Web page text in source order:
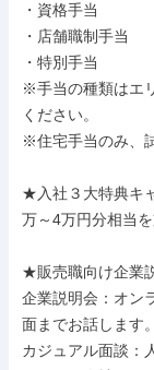
・資格手当
・店舗職制手当
・特別手当
※手当の種類はエ
ください。
※住宅手当のみ、
★入社３大特典キ
万～4万円分相当を
★販売職向け企業
企業説明会：オン
面までお話します。
カジュアル面談：